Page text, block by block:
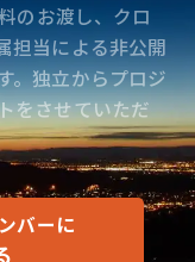
のお渡し、クロ
担当による非公開
。独立からプロジ
をさせていただ
バーに